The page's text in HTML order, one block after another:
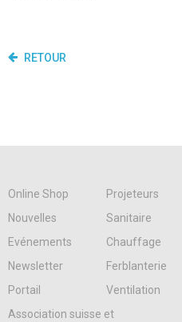
RETOUR
Online Shop
Projeteurs
Nouvelles
Sanitaire
Evénements
Chauffage
Newsletter
Ferblanterie
Portail
Ventilation
Association suisse et